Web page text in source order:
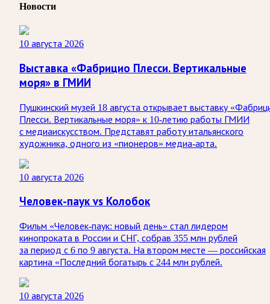
Новости
10 августа 2026
Выставка «Фабрицио Плесси. Вертикальные
моря» в ГМИИ
Пушкинский музей 18 августа открывает выставку
Плесси. Вертикальные моря» к 10-летию работы ГМИИ
с медиаискусством. Представят работу итальянского
художника, одного из «пионеров» медиа-арта.
10 августа 2026
Человек-паук vs Колобок
Фильм «Человек-паук: новый день» стал лидером
кинопроката в России и СНГ, собрав 355 млн рублей
за период с 6 по 9 августа. На втором месте — российская
картина «Последний богатырь с 244 млн рублей.
10 августа 2026